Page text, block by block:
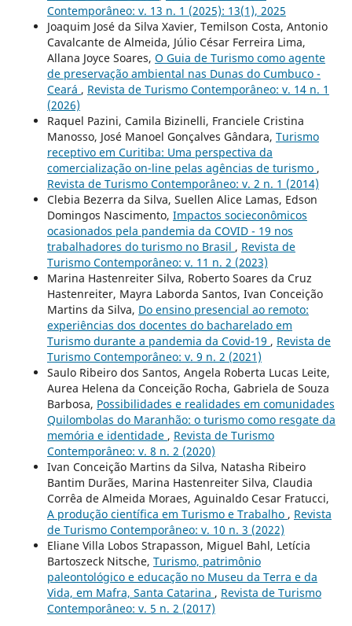
Contemporâneo: v. 13 n. 1 (2025): 13(1), 2025
Joaquim José da Silva Xavier, Temilson Costa, Antonio
Cavalcante de Almeida, Júlio César Ferreira Lima,
Allana Joyce Soares, O Guia de Turismo como agente
de preservação ambiental nas Dunas do Cumbuco -
Ceará , Revista de Turismo Contemporâneo: v. 14 n. 1
(2026)
Raquel Pazini, Camila Bizinelli, Franciele Cristina
Manosso, José Manoel Gonçalves Gândara, Turismo
receptivo em Curitiba: Uma perspectiva da
comercialização on-line pelas agências de turismo ,
Revista de Turismo Contemporâneo: v. 2 n. 1 (2014)
Clebia Bezerra da Silva, Suellen Alice Lamas, Edson
Domingos Nascimento, Impactos socieconômicos
ocasionados pela pandemia da COVID - 19 nos
trabalhadores do turismo no Brasil , Revista de
Turismo Contemporâneo: v. 11 n. 2 (2023)
Marina Hastenreiter Silva, Roberto Soares da Cruz
Hastenreiter, Mayra Laborda Santos, Ivan Conceição
Martins da Silva, Do ensino presencial ao remoto:
experiências dos docentes do bacharelado em
Turismo durante a pandemia da Covid-19 , Revista de
Turismo Contemporâneo: v. 9 n. 2 (2021)
Saulo Ribeiro dos Santos, Angela Roberta Lucas Leite,
Aurea Helena da Conceição Rocha, Gabriela de Souza
Barbosa, Possibilidades e realidades em comunidades
Quilombolas do Maranhão: o turismo como resgate da
memória e identidade , Revista de Turismo
Contemporâneo: v. 8 n. 2 (2020)
Ivan Conceição Martins da Silva, Natasha Ribeiro
Bantim Durães, Marina Hastenreiter Silva, Claudia
Corrêa de Almeida Moraes, Aguinaldo Cesar Fratucci,
A produção científica em Turismo e Trabalho , Revista
de Turismo Contemporâneo: v. 10 n. 3 (2022)
Eliane Villa Lobos Strapasson, Miguel Bahl, Letícia
Bartoszeck Nitsche, Turismo, patrimônio
paleontológico e educação no Museu da Terra e da
Vida, em Mafra, Santa Catarina , Revista de Turismo
Contemporâneo: v. 5 n. 2 (2017)